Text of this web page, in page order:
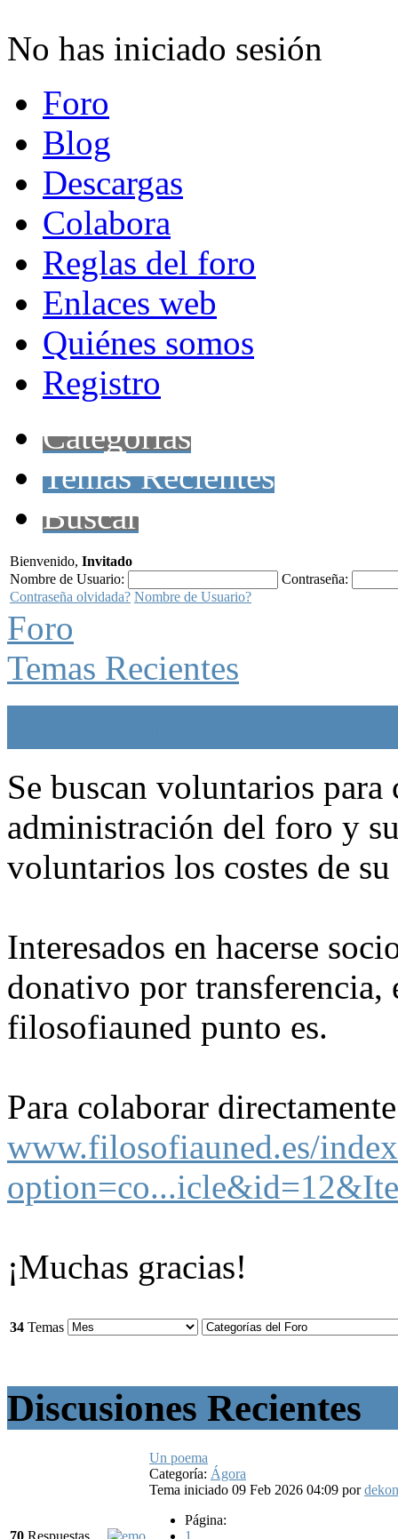
No has iniciado sesión
Foro
Blog
Descargas
Colabora
Reglas del foro
Enlaces web
Quiénes somos
Registro
Categorías
Temas Recientes
Buscar
Bienvenido, Invitado
Nombre de Usuario:
Contraseña:
Contraseña olvidada? Nombre de Usuario?
Foro
Temas Recientes
Se buscan voluntarios para
administración del foro y
voluntarios los costes de
Interesados en hacerse
donativo por transferencia,
filosofiauned punto es.
Para colaborar
www.filosofiauned.es/
¡Muchas gracias!
34 Temas
Discusiones Recientes
70 Respuestas
Un poema
Categoría: Ágora
Tema iniciado 09 Feb 2026 04:09 por
Página:
1